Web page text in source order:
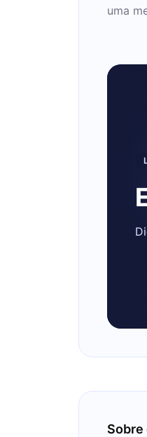
uma
Sobre